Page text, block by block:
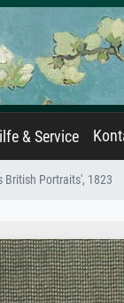
& Service
British Portraits', 1823